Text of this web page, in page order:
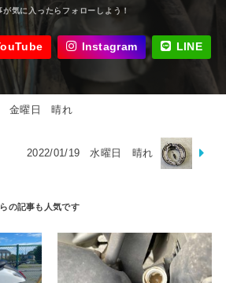
Instagram LINE
金曜日 晴れ
2022/01/19 水曜日 晴れ